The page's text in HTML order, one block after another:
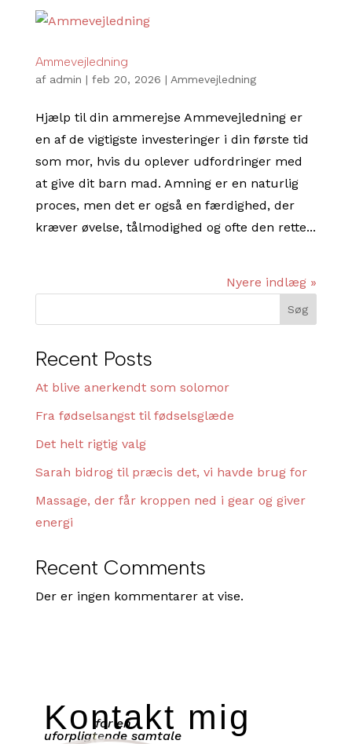
Ammevejledning
af admin | feb 20, 2026 | Ammevejledning
Hjælp til din ammerejse Ammevejledning er
en af de vigtigste investeringer i din første tid
som mor, hvis du oplever udfordringer med
at give dit barn mad. Amning er en naturlig
proces, men det er også en færdighed, der
kræver øvelse, tålmodighed og ofte den rette...
Nyere indlæg »
Søg
Recent Posts
At blive anerkendt som solomor
Fra fødselsangst til fødselsglæde
Det helt rigtig valg
Sarah bidrog til præcis det, vi havde brug for
Massage, der får kroppen ned i gear og giver
energi
Recent Comments
Der er ingen kommentarer at vise.
Kontakt mig
for en
uforpligtende samtale